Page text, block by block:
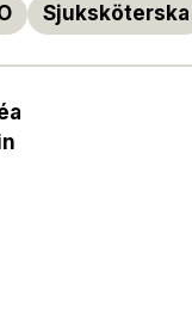
Sjuksköterska